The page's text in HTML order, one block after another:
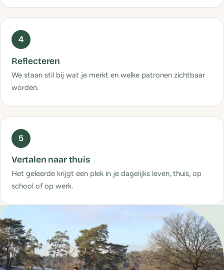
Reflecteren
We staan stil bij wat je merkt en welke patronen zichtbaar
worden.
Vertalen naar thuis
Het geleerde krijgt een plek in je dagelijks leven, thuis, op
school of op werk.